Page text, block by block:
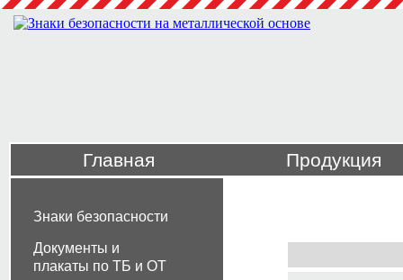
Главная Продукция
Знаки безопасности
Документы и
плакаты по ТБ и ОТ